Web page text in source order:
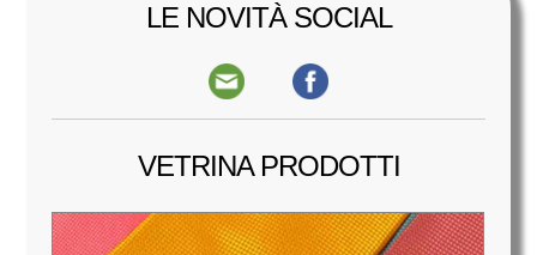
LE NOVITÀ SOCIAL
VETRINA PRODOTTI